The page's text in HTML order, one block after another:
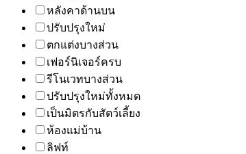
หลังคาด้านบน
ปรับปรุงใหม่
ตกแต่งบางส่วน
เฟอร์นิเจอร์ครบ
รีโนเวทบางส่วน
ปรับปรุงใหม่ทั้งหมด
เป็นมิตรกับสัตว์เลี้ยง
ห้องแม่บ้าน
ลิฟท์